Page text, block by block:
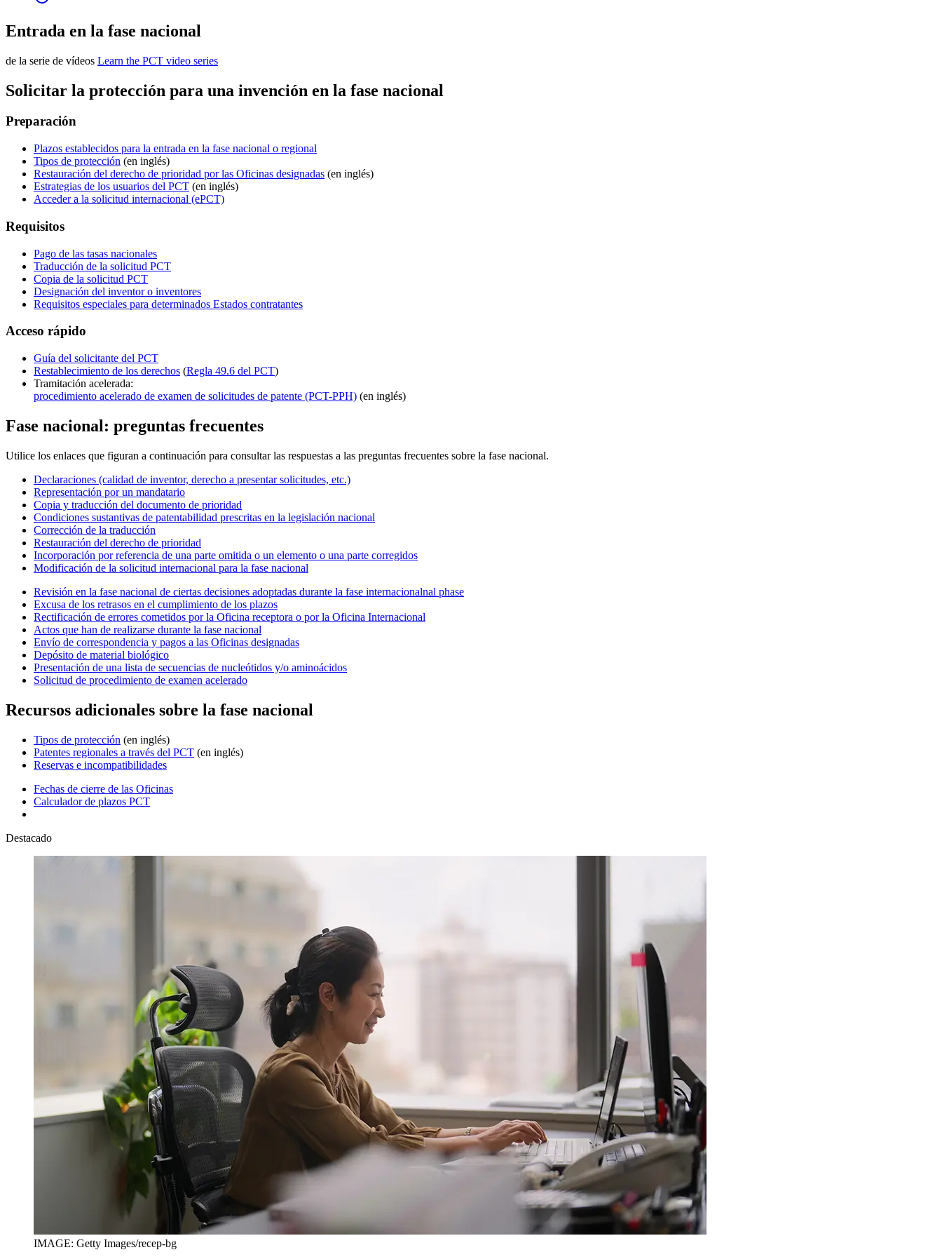
Entrada en la fase nacional
de la serie de vídeos Learn the PCT video series
Solicitar la protección para una invención en la fase nacional
Preparación
Plazos establecidos para la entrada en la fase nacional o regional
Tipos de protección ​​​​​​​(en inglés)
Restauración del derecho de prioridad por las Oficinas designadas ​​​​​​​(en inglés)
Estrategias de los usuarios del PCT ​​​​​​​(en inglés)
Acceder a la solicitud internacional (ePCT)
Requisitos
Pago de las tasas nacionales
Traducción de la solicitud PCT
Copia de la solicitud PCT
Designación del inventor o inventores
Requisitos especiales para determinados Estados contratantes
Acceso rápido
Guía del solicitante del PCT
Restablecimiento de los derechos (Regla 49.6 del PCT)
Tramitación acelerada:
procedimiento acelerado de examen de solicitudes de patente (PCT-PPH) ​​​​​​​(en inglés)
Fase nacional: preguntas frecuentes
Utilice los enlaces que figuran a continuación para consultar las respuestas a las preguntas frecuentes sobre la fase nacional.​​​​​​​
Declaraciones (calidad de inventor, derecho a presentar solicitudes, etc.)
Representación por un mandatario
Copia y traducción del documento de prioridad
Condiciones sustantivas de patentabilidad prescritas en la legislación nacional
Corrección de la traducción
Restauración del derecho de prioridad
Incorporación por referencia de una parte omitida o un elemento o una parte corregidos
Modificación de la solicitud internacional para la fase nacional
Revisión en la fase nacional de ciertas decisiones adoptadas durante la fase internacionalnal phase
Excusa de los retrasos en el cumplimiento de los plazos
Rectificación de errores cometidos por la Oficina receptora o por la Oficina Internacional
Actos que han de realizarse durante la fase nacional
Envío de correspondencia y pagos a las Oficinas designadas
Depósito de material biológico
Presentación de una lista de secuencias de nucleótidos y/o aminoácidos
Solicitud de procedimiento de examen acelerado
Recursos adicionales sobre la fase nacional
Tipos de protección ​​​​​​​(en inglés)
Patentes regionales a través del PCT ​​​​​​​(en inglés)
Reservas e incompatibilidades
Fechas de cierre de las Oficinas
Calculador de plazos PCT
Destacado
IMAGE: Getty Images/recep-bg